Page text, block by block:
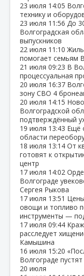
23 июля 14:05
технику и
23 июля 11:56 До
Волгоградская
выпускников
22 июля 11:10
помогает семьям
21 июля 09:23 В
процессуальная
20 июля 16:37
зону СВО 4
20 июля 14:15
Волгоградской
подтверждённый
19 июля 13:43 Ещё
области
18 июля 13:14 От
готовят к
центр
17 июля 14:02
Волгограде
Сергея Рыкова
17 июля 13:51
овощи и топливо
инструменты —
17 июля 09:44
расследует
Камышина
16 июля 15:20
Волгограде
20 июля